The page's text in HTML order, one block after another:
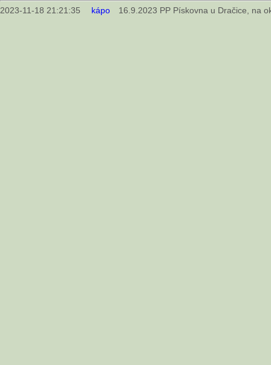
2023-11-18 21:21:35 kápo 16.9.2023 PP Pískovna u Dračice, na